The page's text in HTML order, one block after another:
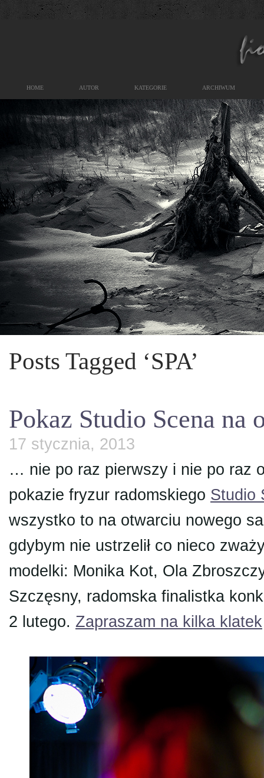
HOME AUTOR KATEGORIE ARCHIWUM
Posts Tagged ‘SPA’
Pokaz Studio Scena
17 stycznia, 2013
… nie po raz pierwszy i nie po raz
pokazie fryzur radomskiego Studio
wszystko to na otwarciu nowego
gdybym nie ustrzelił co nieco
modelki: Monika Kot, Ola
Szczęsny, radomska finalistka
2 lutego. Zapraszam na kilka klatek